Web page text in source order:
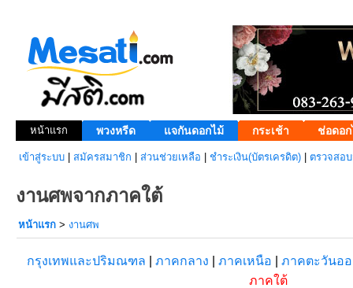
หน้าแรก พวงหรีด แจกันดอกไม้ กระเช้า ช่อดอ
เข้าสู่ระบบ สมัครสมาชิก ส่วนช่วยเหลือ ชำระเงิน(บัตรเครดิต) ตรวจสอ
งานศพจากภาคใต้
หน้าแรก > งานศพ
กรุงเทพและปริมณฑล ภาคกลาง ภาคเหนือ
ภาคตะวันอ
ภาคใต้